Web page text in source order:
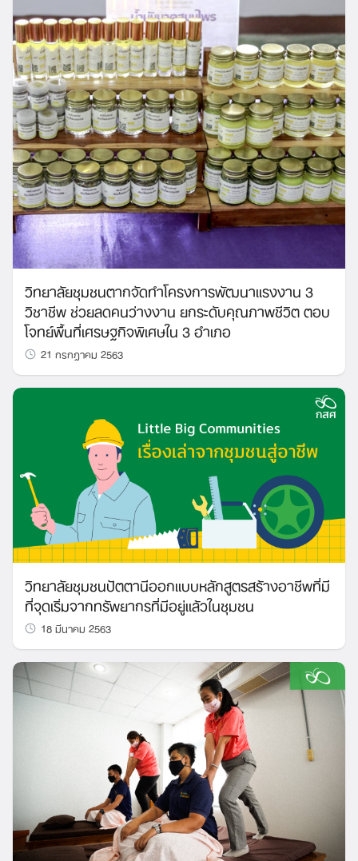
วิทยาลัยชุมชนตากจัดทำโครงการพัฒนาแรงงาน 3
วิชาชีพ ช่วยลดคนว่างงาน ยกระดับคุณภาพชีวิต ตอบ
โจทย์พื้นที่เศรษฐกิจพิเศษใน 3 อำเภอ
21 กรกฎาคม 2563
วิทยาลัยชุมชนปัตตานีออกแบบหลักสูตรสร้างอาชีพที่มี
ที่จุดเริ่มจากทรัพยากรที่มีอยู่แล้วในชุมชน
18 มีนาคม 2563